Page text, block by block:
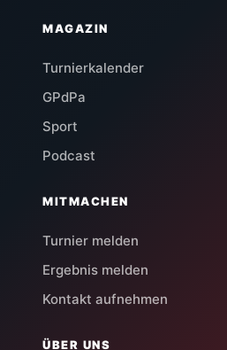
MAGAZIN
Turnierkalender
GPdPa
Sport
Podcast
MITMACHEN
Turnier melden
Ergebnis melden
Kontakt aufnehmen
ÜBER UNS